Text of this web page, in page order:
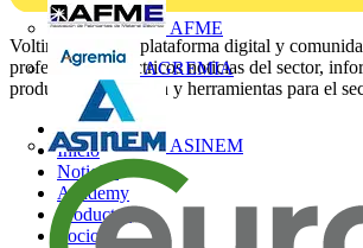
AFME
AGREMIA
ASINEM
Voltimum es una plataforma digital y
profesionales eléctricos noticias del sector,
productos, formación y herramientas para el
Mapa del sitio
Inicio
Noticias
Academy
Productos
Socios